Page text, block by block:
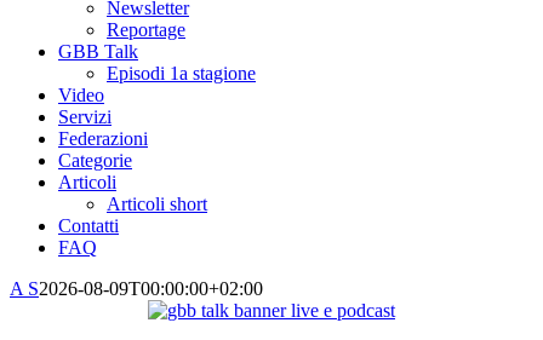
Newsletter
Reportage
GBB Talk
Episodi 1a stagione
Video
Servizi
Federazioni
Categorie
Articoli
Articoli short
Contatti
FAQ
A S2026-08-09T00:00:00+02:00